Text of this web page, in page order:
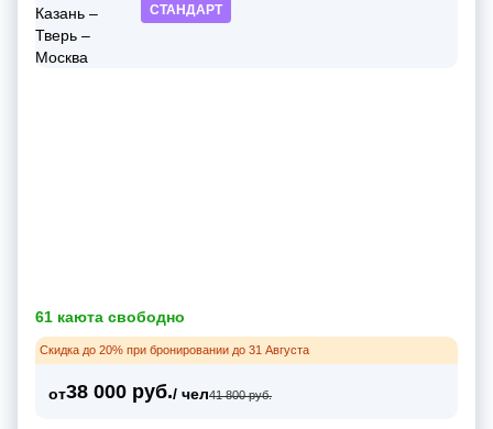
СТАНДАРТ
61 каюта свободно
Скидка до 20% при бронировании до 31 Августа
от38 000 руб./ чел41 800 руб.